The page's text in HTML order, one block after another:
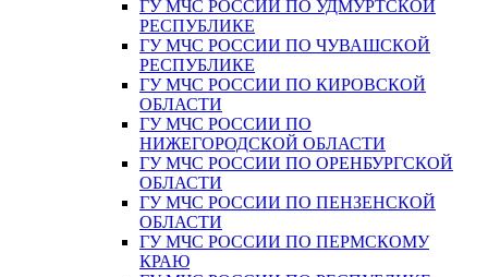
ГУ МЧС РОССИИ ПО УДМУРТСКОЙ
РЕСПУБЛИКЕ
ГУ МЧС РОССИИ ПО ЧУВАШСКОЙ
РЕСПУБЛИКЕ
ГУ МЧС РОССИИ ПО КИРОВСКОЙ
ОБЛАСТИ
ГУ МЧС РОССИИ ПО
НИЖЕГОРОДСКОЙ ОБЛАСТИ
ГУ МЧС РОССИИ ПО ОРЕНБУРГСКОЙ
ОБЛАСТИ
ГУ МЧС РОССИИ ПО ПЕНЗЕНСКОЙ
ОБЛАСТИ
ГУ МЧС РОССИИ ПО ПЕРМСКОМУ
КРАЮ